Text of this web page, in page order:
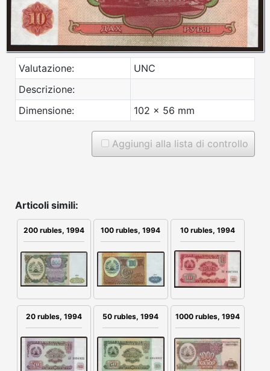
Valutazione:
UNC
Descrizione:
Dimensione:
102 x 56 mm
Aggiungi alla lista di controllo
Articoli simili:
200 rubles, 1994 100 rubles, 1994 10 rubles, 1994
20 rubles, 1994 50 rubles, 1994 1000 rubles, 1994